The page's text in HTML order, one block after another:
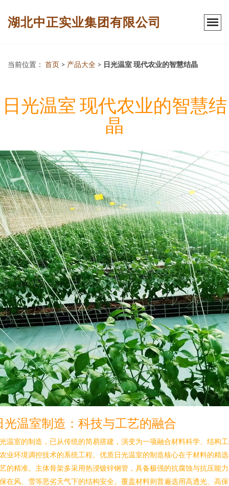
湖北中正实业集团有限公司
当前位置： 首页 > 产品大全 > 日光温室 现代农业的智慧结晶
日光温室 现代农业的智慧结
晶
光温室制造：科技与工艺的融合
温室的制造，已从传统的简易搭建，演变为一项融合材料科学、结构
业环境调控技术的系统工程。优质日光温室的制造核心在于材料的精
的精准。主体骨架多采用热浸镀锌钢管，具备极强的抗腐蚀与抗压能
在风、雪等恶劣天气下的结构安全。覆盖材料则普遍选用高透光、高